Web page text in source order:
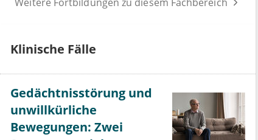
Klinische Fälle
Gedächtnisstörung und
unwillkürliche
Bewegungen: Zwei